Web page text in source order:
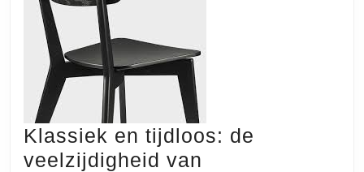
Klassiek en tijdloos: de
veelzijdigheid van